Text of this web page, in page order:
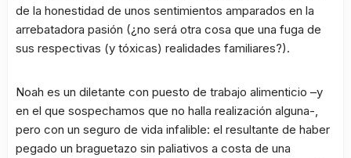
de la honestidad de unos sentimientos amparados en la
arrebatadora pasión (¿no será otra cosa que una fuga de
sus respectivas (y tóxicas) realidades familiares?).
Noah es un diletante con puesto de trabajo alimenticio –y
en el que sospechamos que no halla realización alguna-,
pero con un seguro de vida infalible: el resultante de haber
pegado un braguetazo sin paliativos a costa de una